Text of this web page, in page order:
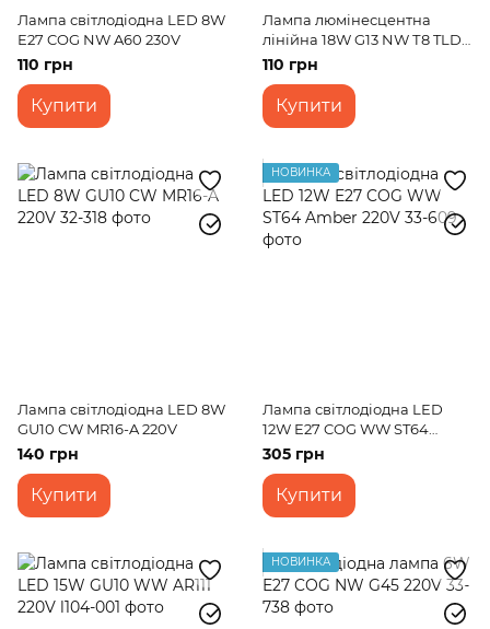
Лампа світлодіодна LED 8W
E27 COG NW A60 230V
110 грн
Купити
Лампа люмінесцентна
лінійна 18W G13 NW Т8 TLD
220V
110 грн
Купити
Лампа світлодіодна LED 8W
GU10 CW MR16-A 220V
140 грн
Купити
НОВИНКА
Лампа світлодіодна LED
12W E27 COG WW ST64
Amber 220V
305 грн
Купити
НОВИНКА